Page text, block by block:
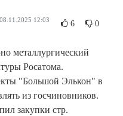
08.11.2025 12:03 6 0
металлургический
Росатома.
"Большой Элькон" в
из госчиновников.
закупки стр.